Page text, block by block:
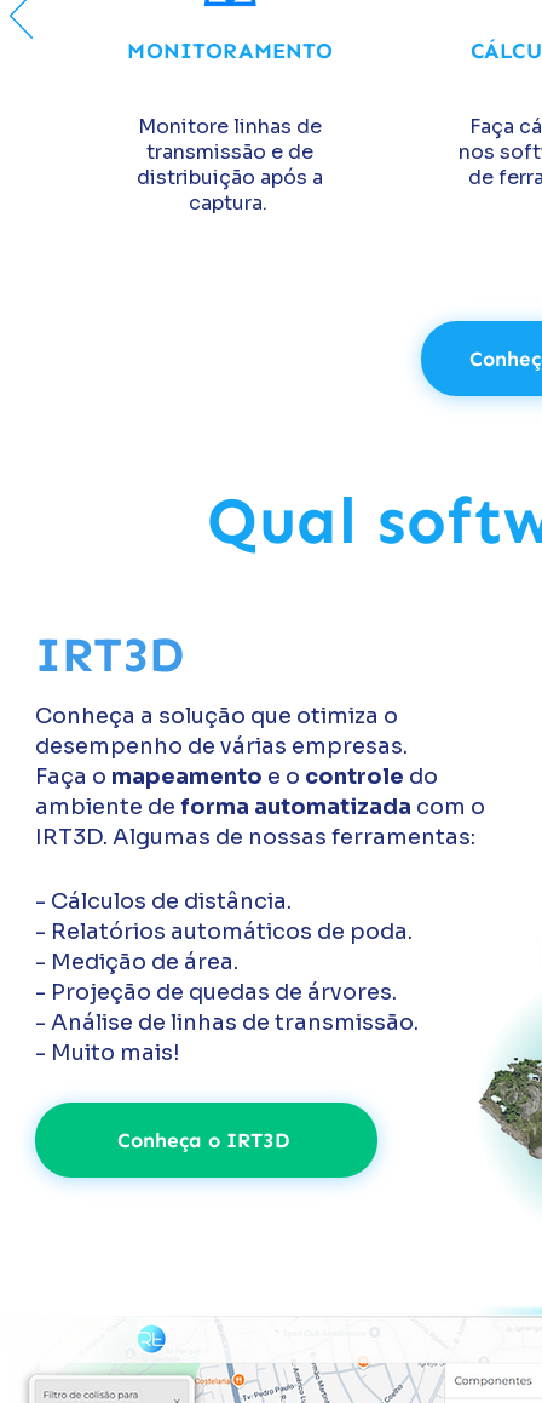
MONITORAMENTO
Monitore linhas de
transmissão e de
distribuição após a
captura.
Faça
nos
de
Qual
IRT3D
Conheça a solução que otimiza o
desempenho de várias empresas.
Faça o mapeamento e o controle do
ambiente de forma automatizada com o
IRT3D. Algumas de nossas ferramentas:
- Cálculos de distância.
- Relatórios automáticos de poda.
- Medição de área.
- Projeção de quedas de árvores.
- Análise de linhas de transmissão.
- Muito mais!
Conheça o IRT3D